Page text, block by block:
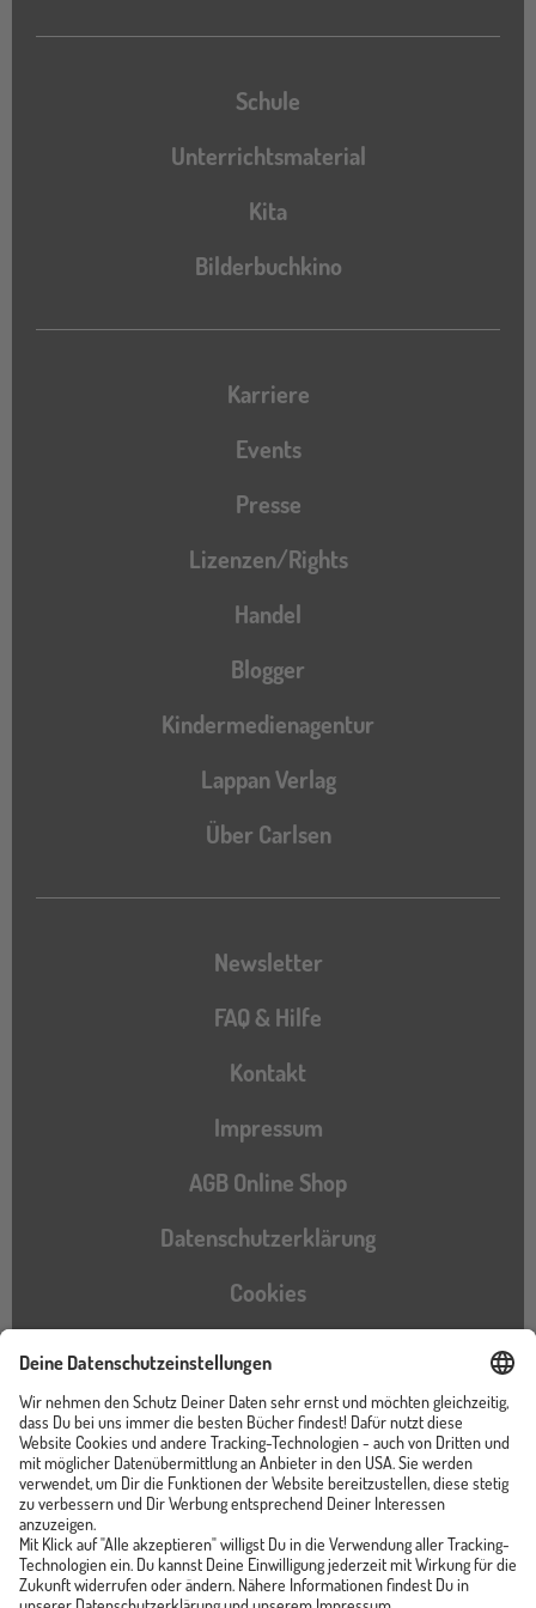
Schule
Unterrichtsmaterial
Kita
Bilderbuchkino
Karriere
Events
Presse
Lizenzen/Rights
Handel
Blogger
Kindermedienagentur
Lappan Verlag
Über Carlsen
Newsletter
FAQ & Hilfe
Kontakt
Impressum
AGB Online Shop
Datenschutzerklärung
Cookies
Barrierefreiheitserklärung
Instagram
TikTokPinterestYouTubeFacebook